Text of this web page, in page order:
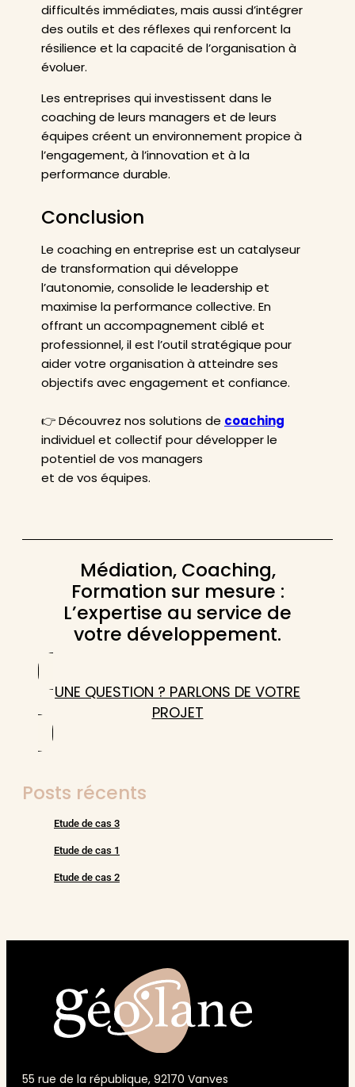
difficultés immédiates, mais aussi d’intégrer
des outils et des réflexes qui renforcent la
résilience et la capacité de l’organisation à
évoluer.
Les entreprises qui investissent dans le
coaching de leurs managers et de leurs
équipes créent un environnement propice à
l’engagement, à l’innovation et à la
performance durable.
Conclusion
Le coaching en entreprise est un catalyseur
de transformation qui développe
l’autonomie, consolide le leadership et
maximise la performance collective. En
offrant un accompagnement ciblé et
professionnel, il est l’outil stratégique pour
aider votre organisation à atteindre ses
objectifs avec engagement et confiance.
👉 Découvrez nos solutions de coaching
individuel et collectif pour développer le
potentiel de vos managers
et de vos équipes.
Médiation, Coaching,
Formation sur mesure :
L’expertise au service de
votre développement.
UNE QUESTION ? PARLONS DE VOTRE
PROJET
Posts récents
Etude de cas 3
Etude de cas 1
Etude de cas 2
55 rue de la république, 92170 Vanves